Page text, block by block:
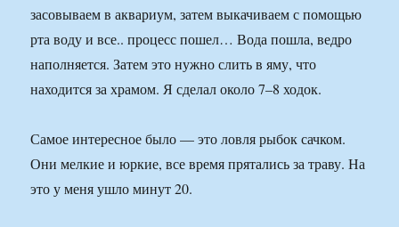
засовываем в аквариум, затем выкачиваем с помощью
рта воду и все.. процесс пошел… Вода пошла, ведро
наполняется. Затем это нужно слить в яму, что
находится за храмом. Я сделал около 7–8 ходок.
Самое интересное было — это ловля рыбок сачком.
Они мелкие и юркие, все время прятались за траву. На
это у меня ушло минут 20.